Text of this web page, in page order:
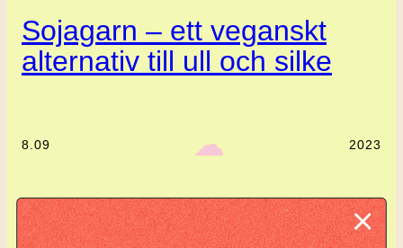
Sojagarn – ett veganskt
alternativ till ull och silke
8.09 ‎ ‎‎ ☁︎‎‎ 2023
Komplett guide: Lär dig